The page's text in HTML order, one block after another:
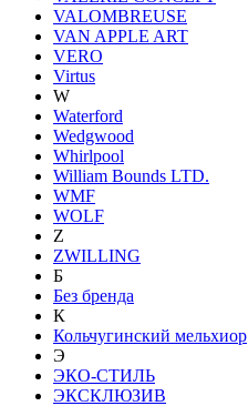
VALOMBREUSE
VAN APPLE ART
VERO
Virtus
W
Waterford
Wedgwood
Whirlpool
William Bounds LTD.
WMF
WOLF
Z
ZWILLING
Б
Без бренда
К
Кольчугинский мельхиор
Э
ЭКО-СТИЛЬ
ЭКСКЛЮЗИВ